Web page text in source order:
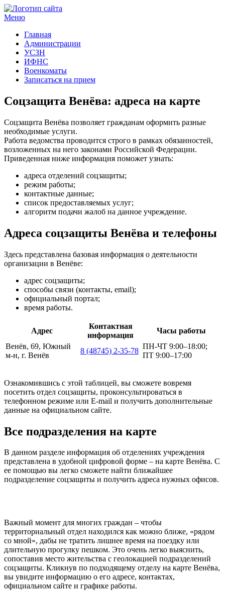
Меню
Главная
Администрации
УСЗН
ИФНС
Военкоматы
Записаться на прием
Соцзащита Венёва: адреса на карте
Соцзащита Венёва позволяет гражданам оформить разные
необходимые услуги.
Работа ведомства проводится строго в рамках обязанностей,
возложенных на него законами Российской Федерации.
Приведенная ниже информация поможет узнать:
адреса отделений соцзащиты;
режим работы;
контактные данные;
список предоставляемых услуг;
алгоритм подачи жалоб на данное учреждение.
Адреса соцзащиты Венёва и телефоны
Здесь представлена базовая информация о деятельности
организации в Венёве:
адрес соцзащиты;
способы связи (контакты, email);
официальный портал;
время работы.
Адрес
Контактная
информация
Часы работы
Венёв, 69, Южный
м-н, г. Венёв
8 (48745) 2-35-78
ПН-ЧТ 9:00–18:00;
ПТ 9:00–17:00
Ознакомившись с этой таблицей, вы сможете вовремя
посетить отдел соцзащиты, проконсультироваться в
телефонном режиме или E-mail и получить дополнительные
данные на официальном сайте.
Все подразделения на карте
В данном разделе информация об отделениях учреждения
представлена в удобной цифровой форме – на карте Венёва. С
ее помощью вы легко сможете найти ближайшее
подразделение соцзащиты и получить адреса нужных офисов.
Важный момент для многих граждан – чтобы
территориальный отдел находился как можно ближе, «рядом
со мной», дабы не тратить лишнее время на поездку или
длительную прогулку пешком. Это очень легко выяснить,
сопоставив место жительства с геолокацией подразделений
соцзащиты. Кликнув по подходящему отделу на карте Венёва,
вы увидите информацию о его адресе, контактах,
официальном сайте и графике работы.